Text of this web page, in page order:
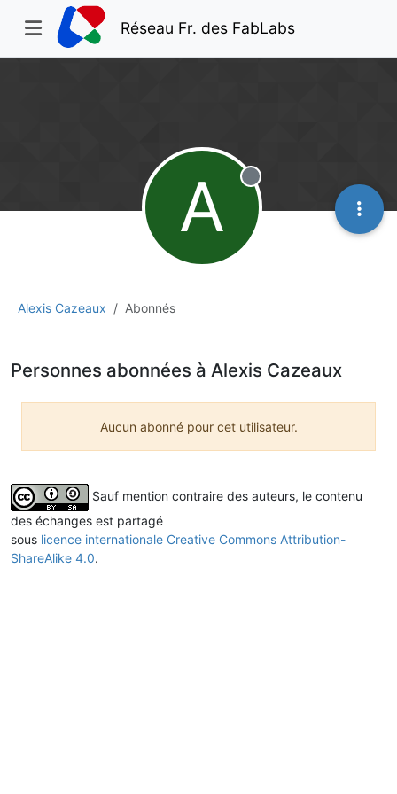
Réseau Fr. des FabLabs
Alexis Cazeaux Abonnés
A Hors-ligne
Personnes abonnées à Alexis Cazeaux
Aucun abonné pour cet utilisateur.
Sauf mention contraire des auteurs, le contenu
des échanges est partagé
sous licence internationale Creative Commons Attribution-
ShareAlike 4.0.